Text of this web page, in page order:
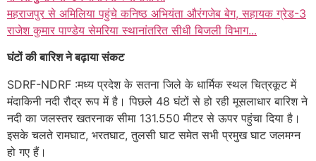
महराजपुर से अमिलिया पहुंचे कनिष्ठ अभियंता औरंगजेब बेग, सहायक ग्रेड-3
राजेश कुमार पाण्डेय सेमरिया स्थानांतरित सीधी बिजली विभाग...
घंटों की बारिश ने बढ़ाया संकट
SDRF-NDRF :मध्य प्रदेश के सतना जिले के धार्मिक स्थल चित्रकूट में
मंदाकिनी नदी रौद्र रूप में है। पिछले 48 घंटों से हो रही मूसलाधार बारिश ने
नदी का जलस्तर खतरनाक सीमा 131.550 मीटर से ऊपर पहुंचा दिया है।
इसके चलते रामघाट, भरतघाट, तुलसी घाट समेत सभी प्रमुख घाट जलमग्न
हो गए हैं।